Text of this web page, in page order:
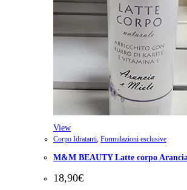
View
Corpo Idratanti, Formulazioni esclusive
M&M BEAUTY Latte corpo
18,90€